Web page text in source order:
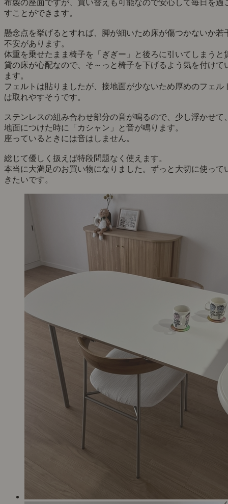
使い心地と見心地が叶うお気に入りのチェア
mm 様 20代 二人暮らし
腰痛持ちで、椅子選びは見心地と機能性どちらも譲れないと
い根気強く探していました。
背もたれが腰にぴったりとフィットし、背筋が勝手に伸びま
す。
です。
pairのチェア（ステンレス脚）は、見た目も大変素敵です。
を取り入れることができました。
日常使いをしていて魅力に感じた点は、ハーフアームである
動線をふさがないので立ち座りもとっても楽で、ついついダ
ニングで過ごしてしまいます。
ダイニングテーブルに背もたれをひっかけて、お掃除ロボッ
をかけることができるので本当に買ってよかったです。
懸念点を挙げるとすれば、脚が細いため床が傷つかないか若
不安があります。
体重を乗せたまま椅子を「ぎぎー」と後ろに引いてしまうと
貸の床が心配なので、そ～っと椅子を下げるよう気を付けて
フェルトは貼りましたが、接地面が少ないため厚めのフェル
は取れやすそうです。
ステンレスの組み合わせ部分の音が鳴るので、少し浮かせて
地面につけた時に「カシャン」と音が鳴ります。
座っているときには音はしません。
総じて優しく扱えば特段問題なく使えます。
本当に大満足のお買い物になりました。ずっと大切に使って